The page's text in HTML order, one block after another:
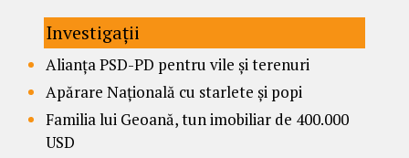
Investigații
Alianța PSD-PD pentru vile și terenuri
Apărare Națională cu starlete și popi
Familia lui Geoană, tun imobiliar de 400.000
USD